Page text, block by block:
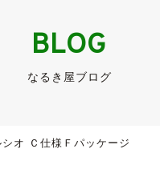
BLOG
なるき屋ブログ
オ Ｃ仕様Ｆパッケージ